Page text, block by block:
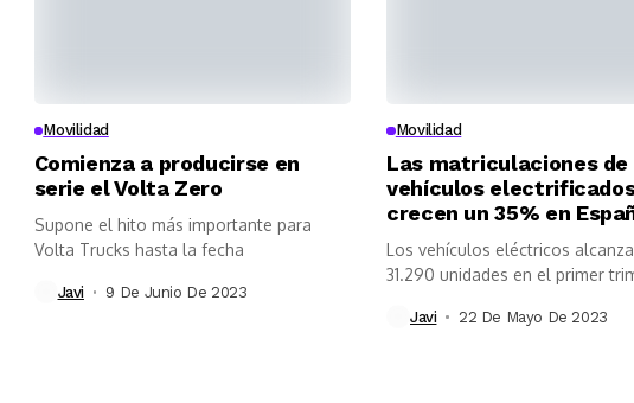
Movilidad
Comienza a producirse en
serie el Volta Zero
Supone el hito más importante para
Volta Trucks hasta la fecha
Javi 9 De Junio De 2023
Movilidad
Las matriculaciones de
vehículos
crecen un 35% en
Los vehículos eléctricos
31.290 unidades en el primer
Javi 22 De Mayo De 2023